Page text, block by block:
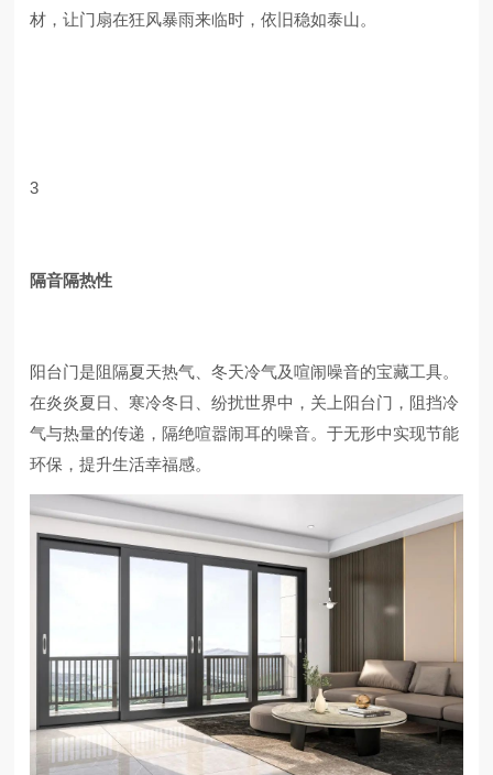
材，让门扇在狂风暴雨来临时，依旧稳如泰山。
3
隔音隔热性
阳台门是阻隔夏天热气、冬天冷气及喧闹噪音的宝藏工具。
在炎炎夏日、寒冷冬日、纷扰世界中，关上阳台门，阻挡冷
气与热量的传递，隔绝喧嚣闹耳的噪音。于无形中实现节能
环保，提升生活幸福感。